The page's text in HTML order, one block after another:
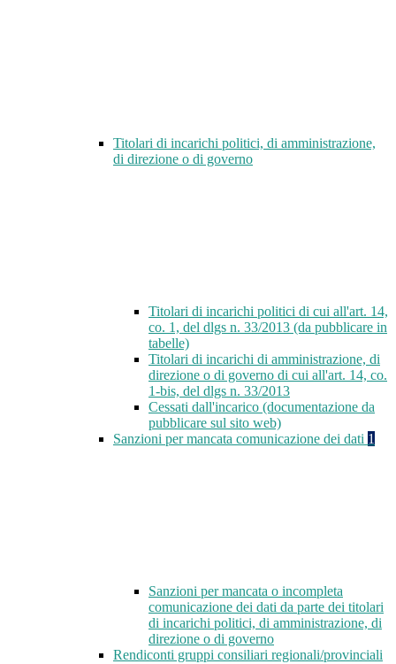
Titolari di incarichi politici, di amministrazione,
di direzione o di governo
Titolari di incarichi politici di cui all'art. 14,
co. 1, del dlgs n. 33/2013 (da pubblicare in
tabelle)
Titolari di incarichi di amministrazione, di
direzione o di governo di cui all'art. 14, co.
1-bis, del dlgs n. 33/2013
Cessati dall'incarico (documentazione da
pubblicare sul sito web)
Sanzioni per mancata comunicazione dei dati 1
Sanzioni per mancata o incompleta
comunicazione dei dati da parte dei titolari
di incarichi politici, di amministrazione, di
direzione o di governo
Rendiconti gruppi consiliari regionali/provinciali